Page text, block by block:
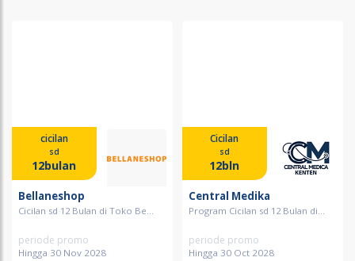
cicilan
sd
12bulan
Bellaneshop
Cicilan sd 12 Bulan di Toko Be...
periode promo
Hingga 30 Nov 2028
Cicilan
sd
12bln
Central Medika
Program Cicilan sd 12 Bulan di...
periode promo
Hingga 30 Oct 2028